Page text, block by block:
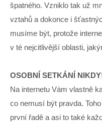
špatného. Vzniklo tak už
vztahů a dokonce i
musíme být, protože
v té nejcitlivější oblasti,
OSOBNÍ SETKÁNÍ
Na internetu Vám vlastně
co nemusí být pravda.
první řadě a asi to také